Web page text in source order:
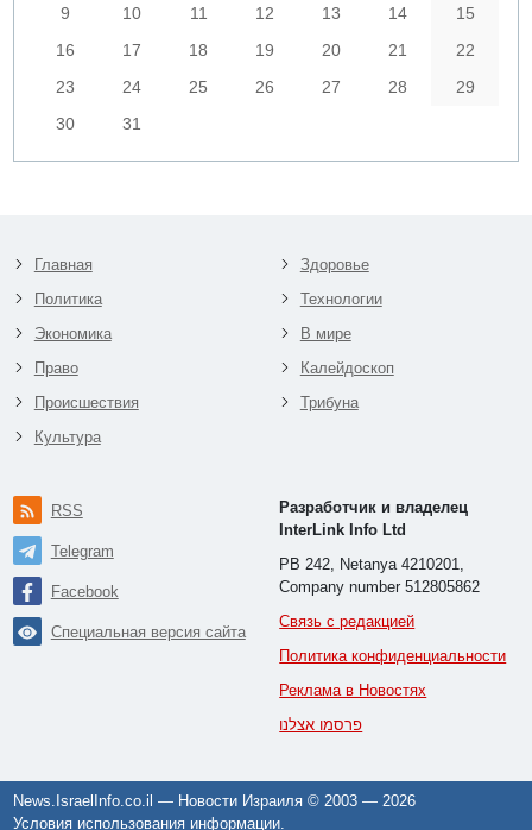
9
10 11 12 13 14
15
16
17 18 19 20 21
22
23
24 25 26 27 28
29
30
31
Главная
Политика
Экономика
Право
Происшествия
Культура
Здоровье
Технологии
В мире
Калейдоскоп
Трибуна
RSS
Telegram
Facebook
Специальная версия сайта
Разработчик и владелец
InterLink Info Ltd
PB 242, Netanya 4210201,
Company number 512805862
Связь с редакцией
Политика конфиденциальности
Реклама в Новостях
פרסמו אצלנו
News.IsraelInfo.co.il — Новости Израиля © 2003 —2026
Условия использования информации.